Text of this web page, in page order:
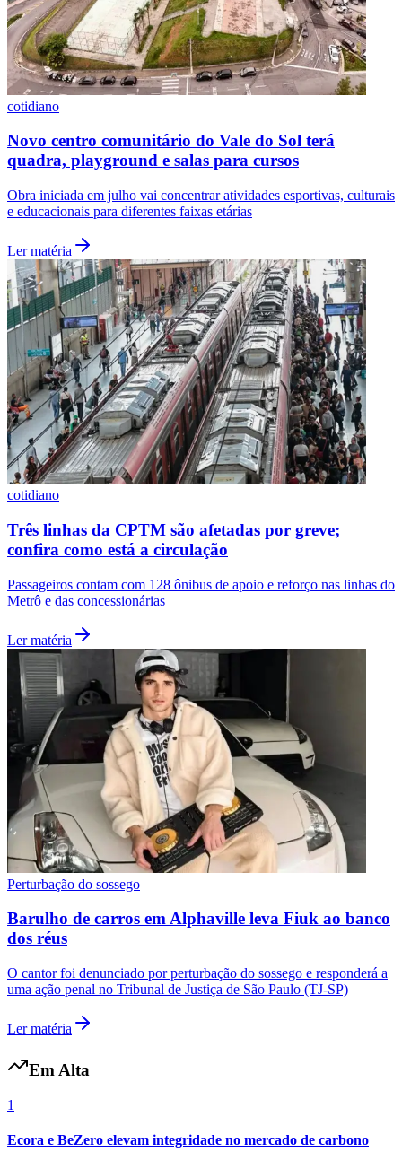
São Paulo
Santos
cotidiano
Novo centro comunitário do Vale do Sol terá
quadra, playground e salas para cursos
Obra iniciada em julho vai concentrar atividades esportivas, culturais
e educacionais para diferentes faixas etárias
Ler matéria
cotidiano
Três linhas da CPTM são afetadas por greve;
confira como está a circulação
Passageiros contam com 128 ônibus de apoio e reforço nas linhas do
Metrô e das concessionárias
Ler matéria
Perturbação do sossego
Barulho de carros em Alphaville leva Fiuk ao banco
dos réus
O cantor foi denunciado por perturbação do sossego e responderá a
uma ação penal no Tribunal de Justiça de São Paulo (TJ-SP)
Ler matéria
Em Alta
1
Ecora e BeZero elevam integridade no mercado de carbono